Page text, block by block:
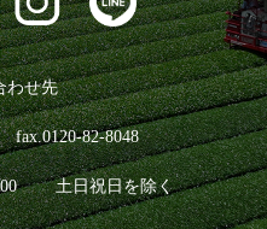
わせ先
fax.0120-82-8048
土日祝日を除く